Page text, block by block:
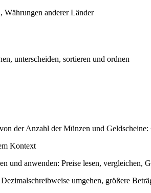
Währungen anderer Länder
unterscheiden, sortieren und ordnen
der Anzahl der Münzen und
Kontext
und anwenden: Preise lesen, vergleichen,
umgehen, größere